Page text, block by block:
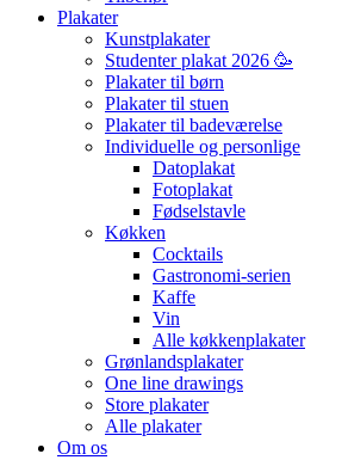
Plakater
Kunstplakater
Studenter plakat 2026 🥳
Plakater til børn
Plakater til stuen
Plakater til badeværelse
Individuelle og personlige
Datoplakat
Fotoplakat
Fødselstavle
Køkken
Cocktails
Gastronomi-serien
Kaffe
Vin
Alle køkkenplakater
Grønlandsplakater
One line drawings
Store plakater
Alle plakater
Om os